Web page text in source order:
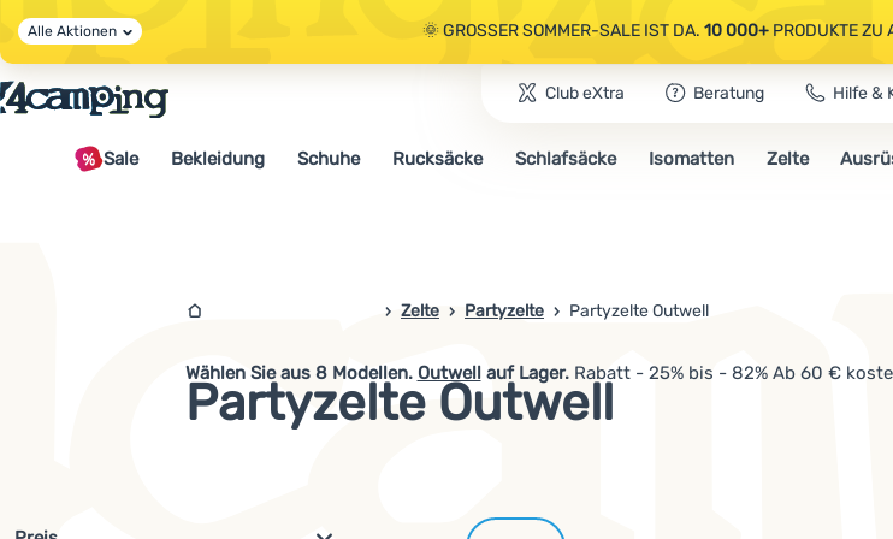
🌞 GROSSER SOMMER-SALE IST DA. 10 000+PRODUKTE ZU
🤫 - 10 % AUF AUSGEWÄHLTE CAMPING- &
🌞 GROSSER SOMMER-SALE IST DA.10 000+PRODUKTE ZU
Alle Aktionen
Club eXtra Beratung Hilfe &
Sale Bekleidung Schuhe Rucksäcke Schlafsäcke Isomatten Zelte
4campingshop.de
Zelte Partyzelte Partyzelte Outwell
Partyzelte Outwell
Wählen Sie aus 8 Modellen. Outwellauf Lager. Rabatt - 25% bis - 82% Ab 60 €